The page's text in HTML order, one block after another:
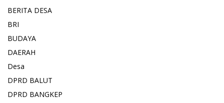
BERITA DESA
BRI
BUDAYA
DAERAH
Desa
DPRD BALUT
DPRD BANGKEP